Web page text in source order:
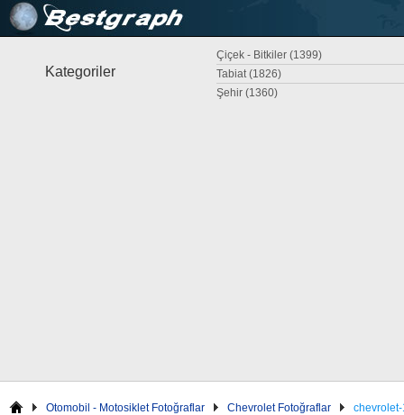
Kategoriler
Çiçek - Bitkiler (1399)
Tabiat (1826)
Şehir (1360)
Otomobil - Motosiklet Fotoğraflar Chevrolet Fotoğraflar